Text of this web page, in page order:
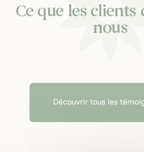
Ce que les clients
nous
Découvrir tous les